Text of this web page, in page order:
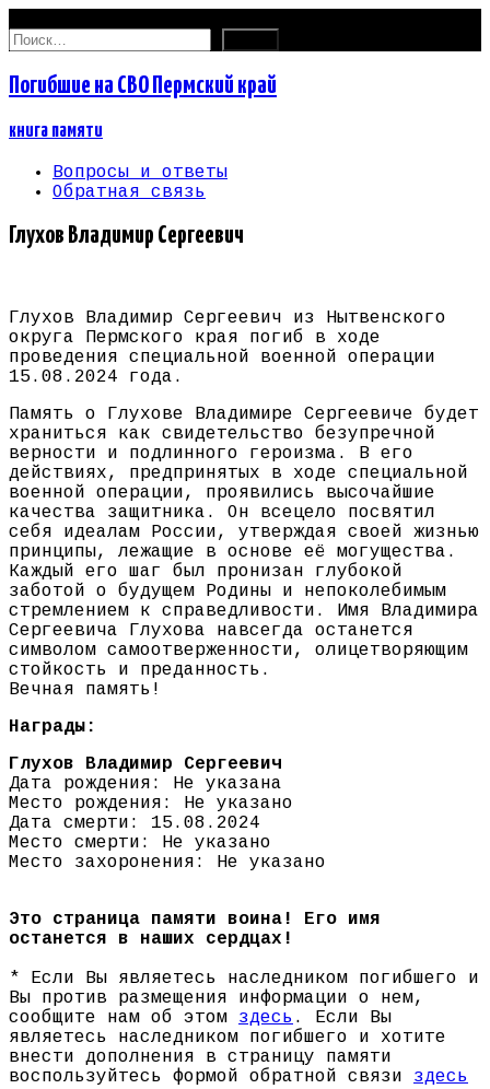
Найти:
Погибшие на СВО Пермский край
книга памяти
Вопросы и ответы
Обратная связь
Глухов Владимир Сергеевич
Глухов Владимир Сергеевич из Нытвенского
округа Пермского края погиб в ходе
проведения специальной военной операции
15.08.2024 года.
Память о Глухове Владимире Сергеевиче будет
храниться как свидетельство безупречной
верности и подлинного героизма. В его
действиях, предпринятых в ходе специальной
военной операции, проявились высочайшие
качества защитника. Он всецело посвятил
себя идеалам России, утверждая своей жизнью
принципы, лежащие в основе её могущества.
Каждый его шаг был пронизан глубокой
заботой о будущем Родины и непоколебимым
стремлением к справедливости. Имя Владимира
Сергеевича Глухова навсегда останется
символом самоотверженности, олицетворяющим
стойкость и преданность.
Вечная память!
Награды:
Глухов Владимир Сергеевич
Дата рождения: Не указана
Место рождения: Не указано
Дата смерти: 15.08.2024
Место смерти: Не указано
Место захоронения: Не указано
Это страница памяти воина! Его имя
останется в наших сердцах!
* Если Вы являетесь наследником погибшего и
Вы против размещения информации о нем,
сообщите нам об этом здесь . Если Вы
являетесь наследником погибшего и хотите
внести дополнения в страницу памяти
воспользуйтесь формой обратной связи здесь